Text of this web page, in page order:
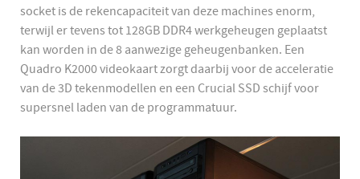
socket is de rekencapaciteit van deze machines enorm,
terwijl er tevens tot 128GB DDR4 werkgeheugen geplaatst
kan worden in de 8 aanwezige geheugenbanken. Een
Quadro K2000 videokaart zorgt daarbij voor de acceleratie
van de 3D tekenmodellen en een Crucial SSD schijf voor
supersnel laden van de programmatuur.